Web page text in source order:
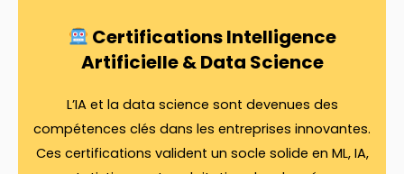
Certifications Intelligence
Artificielle & Data Science
L’IA et la data science sont devenues des
compétences clés dans les entreprises innovantes.
Ces certifications valident un socle solide en ML, IA,